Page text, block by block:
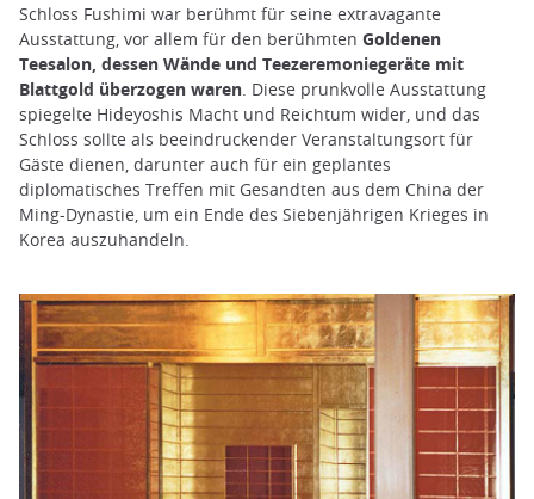
Schloss Fushimi war berühmt für seine extravagante
Ausstattung, vor allem für den berühmten Goldenen
Teesalon, dessen Wände und Teezeremoniegeräte mit
Blattgold überzogen waren . Diese prunkvolle Ausstattung
spiegelte Hideyoshis Macht und Reichtum wider, und das
Schloss sollte als beeindruckender Veranstaltungsort für
Gäste dienen, darunter auch für ein geplantes
diplomatisches Treffen mit Gesandten aus dem China der
Ming-Dynastie, um ein Ende des Siebenjährigen Krieges in
Korea auszuhandeln.